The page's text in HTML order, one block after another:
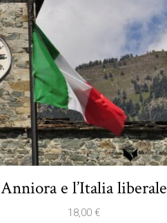
Anniora e l’Italia liberale
18,00€